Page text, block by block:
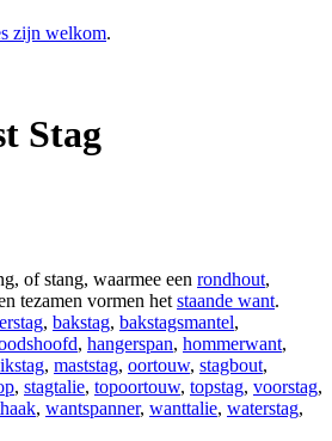
zijn welkom.
Stag
of stang, waarmee een rondhout,
tezamen vormen het staande want.
, bakstag, bakstagsmantel,
, hangerspan, hommerwant,
, maststag, oortouw, stagbout,
, stagtalie, topoortouw, topstag, voorstag,
, wantspanner, wanttalie, waterstag,